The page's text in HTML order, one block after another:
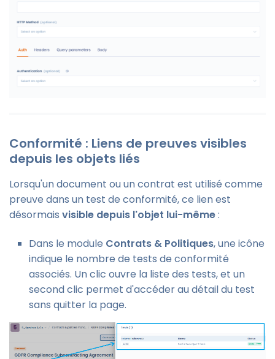
Conformité : Liens de preuves visibles
depuis les objets liés
Lorsqu'un document ou un contrat est utilisé comme
preuve dans un test de conformité, ce lien est
désormais visible depuis l'objet lui-même:
Dans le module Contrats & Politiques, une icône
indique le nombre de tests de conformité
associés. Un clic ouvre la liste des tests, et un
second clic permet d'accéder au détail du test
sans quitter la page.